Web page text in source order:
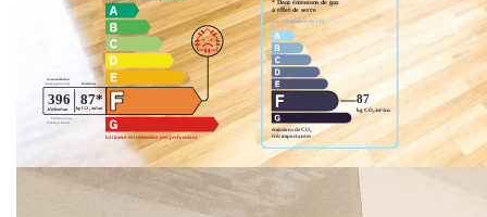
Logement à consommation énergétique excessive. Montant
estimé des dépenses annuelles d'énergie pour un usage